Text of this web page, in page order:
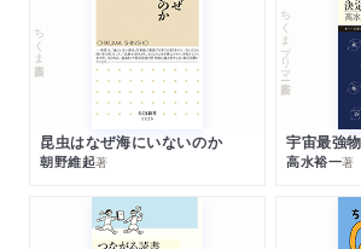
ちくま新書
昆虫はなぜ海にいないのか
朝野維起著
ちくまプリマー新書
宇宙最強
高水裕一著